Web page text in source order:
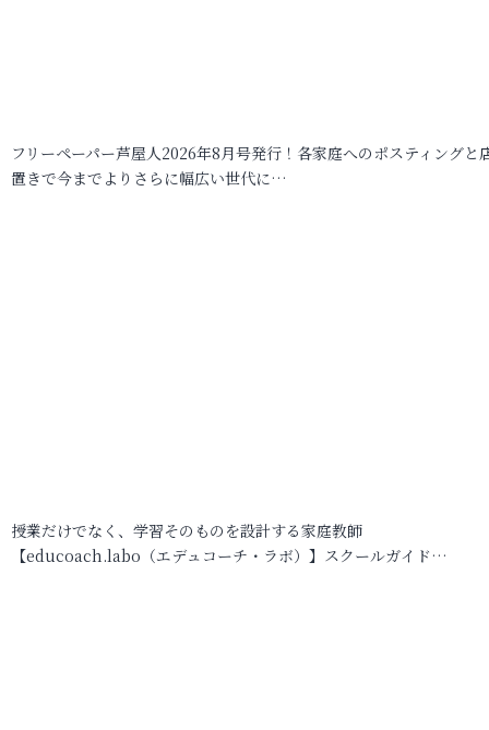
フリーペーパー芦屋人2026年8月号発行！各家庭へのポスティングと
置きで今までよりさらに幅広い世代に…
授業だけでなく、学習そのものを設計する家庭教師
【educoach.labo（エデュコーチ・ラボ）】スクールガイド…